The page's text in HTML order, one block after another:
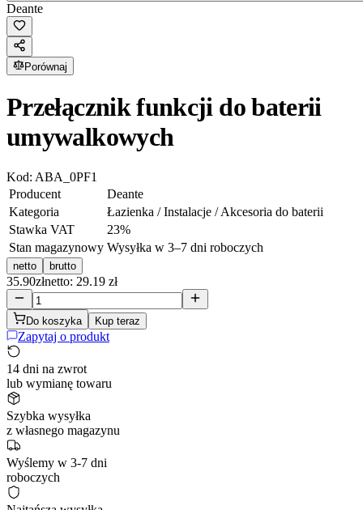
Deante
Porównaj
Przełącznik funkcji do baterii
umywalkowych
Kod: ABA_0PF1
Producent
Deante
Kategoria
Łazienka / Instalacje / Akcesoria do baterii
Stawka VAT
23%
Stan magazynowy Wysyłka w 3–7 dni roboczych
netto brutto
35.90złnetto: 29.19 zł
Do koszyka Kup teraz
Zapytaj o produkt
14 dni na zwrot
lub wymianę towaru
Szybka wysyłka
z własnego magazynu
Wyślemy w 3-7 dni
roboczych